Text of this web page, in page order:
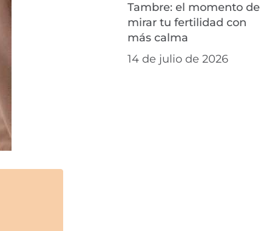
Tambre: el momento de
mirar tu fertilidad con
más calma
14 de julio de 2026